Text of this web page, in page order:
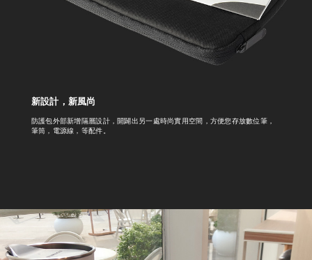
新設計，新風尚
防護包外部新增隔層設計，開闢出另一處時尚實用空間，方便您存放數位筆，
筆筒，電源線，等配件。